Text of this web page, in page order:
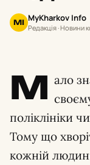
MI MyKharkov Info
Редакція · Новини
М ало
поліклініки
Тому що
кожній